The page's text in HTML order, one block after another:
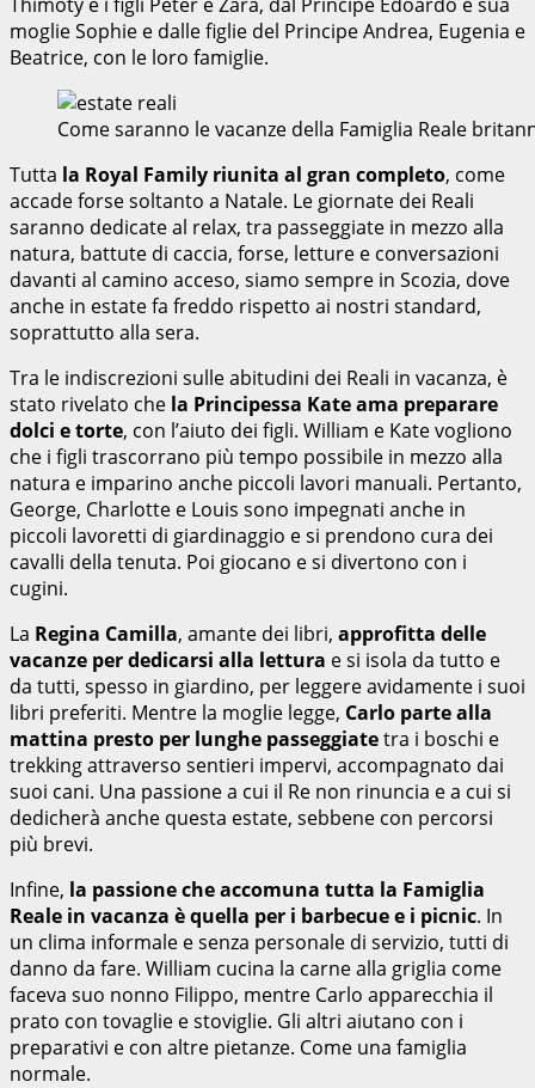
moglie Sophie e dalle figlie del Principe Andrea, Eugenia e
Beatrice, con le loro famiglie.
Come saranno le vacanze della Famiglia Reale
Tutta la Royal Family riunita al gran completo, come
accade forse soltanto a Natale. Le giornate dei Reali
saranno dedicate al relax, tra passeggiate in mezzo alla
natura, battute di caccia, forse, letture e conversazioni
davanti al camino acceso, siamo sempre in Scozia, dove
anche in estate fa freddo rispetto ai nostri standard,
soprattutto alla sera.
Tra le indiscrezioni sulle abitudini dei Reali in vacanza, è
stato rivelato che la Principessa Kate ama preparare
dolci e torte, con l’aiuto dei figli. William e Kate vogliono
che i figli trascorrano più tempo possibile in mezzo alla
natura e imparino anche piccoli lavori manuali. Pertanto,
George, Charlotte e Louis sono impegnati anche in
piccoli lavoretti di giardinaggio e si prendono cura dei
cavalli della tenuta. Poi giocano e si divertono con i
cugini.
La Regina Camilla, amante dei libri, approfitta delle
vacanze per dedicarsi alla lettura e si isola da tutto e
da tutti, spesso in giardino, per leggere avidamente i suoi
libri preferiti. Mentre la moglie legge, Carlo parte alla
mattina presto per lunghe passeggiatetra i boschi e
trekking attraverso sentieri impervi, accompagnato dai
suoi cani. Una passione a cui il Re non rinuncia e a cui si
dedicherà anche questa estate, sebbene con percorsi
più brevi.
Infine, la passione che accomuna tutta la Famiglia
Reale in vacanza è quella per i barbecue e i picnic. In
un clima informale e senza personale di servizio, tutti di
danno da fare. William cucina la carne alla griglia come
faceva suo nonno Filippo, mentre Carlo apparecchia il
prato con tovaglie e stoviglie. Gli altri aiutano con i
preparativi e con altre pietanze. Come una famiglia
normale.